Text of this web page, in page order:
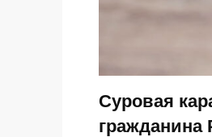
Суровая
гражданина